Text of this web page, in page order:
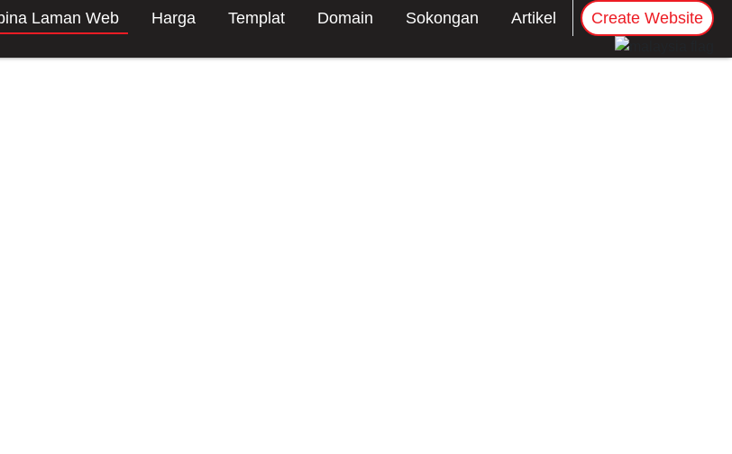
Laman Web Harga Templat Domain Sokongan Artikel Create Website